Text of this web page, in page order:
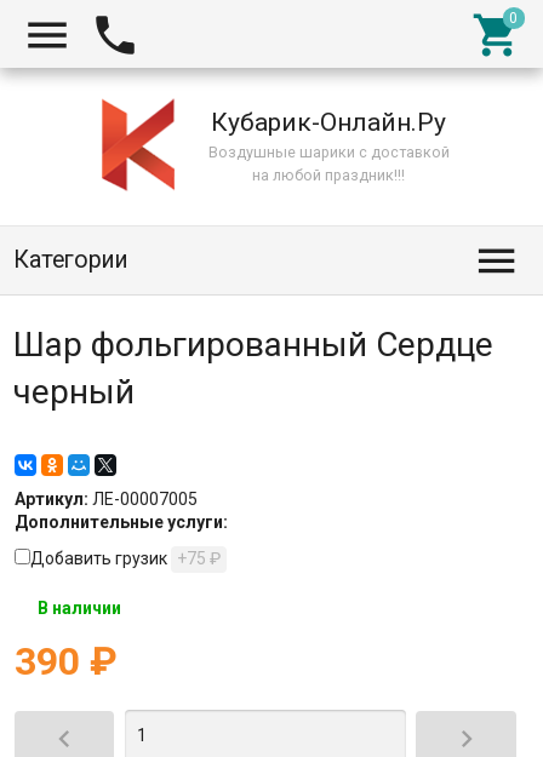
  
Кубарик-Онлайн.Ру
Воздушные шарики с доставкой
на любой праздник!!!
Категории 
Шар фольгированный Сердце
черный
Артикул: ЛЕ-00007005
Дополнительные услуги:
Добавить грузик +75 ₽
В наличии
390 ₽
 